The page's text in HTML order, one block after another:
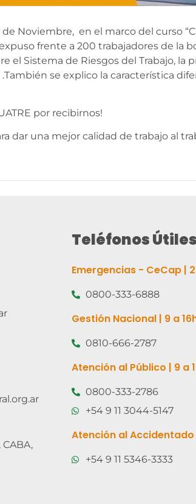
Noviembre, en el marco del curso
frente a 200 trabajadores de la
Sistema de Riesgos del Trabajo, la
se explico la característica
por recibirnos!
dar una mejor calidad de trabajo al
Teléfonos Útiles
Emergencias - CeCap |
0800-333-6888
Gestión Nacional | 9 a
0810-666-2787
Atención al Público | 9 a
0800-333-2786
+54 9 11 3044-5147
Atención al Accidentado
+54 9 11 5346-3333